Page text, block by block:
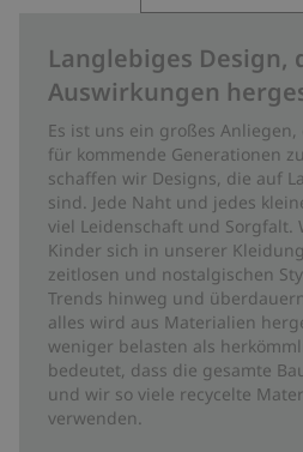
Langlebiges Design,
Auswirkungen
Es ist uns ein großes
für kommende Generationen
schaffen wir Designs, die auf
sind. Jede Naht und jedes
viel Leidenschaft und Sorgfalt.
Kinder sich in unserer
zeitlosen und nostalgischen
Trends hinweg und
alles wird aus Materialien
weniger belasten als
bedeutet, dass die gesamte
und wir so viele recycelte
verwenden.